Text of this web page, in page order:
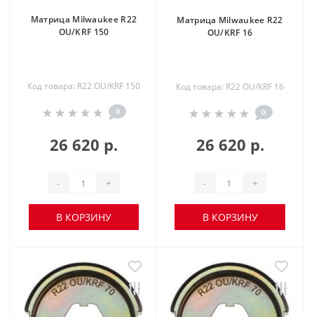
Матрица Milwaukee R22
OU/KRF 150
Код товара: R22 OU/KRF 150
0
26 620 р.
- +
В КОРЗИНУ
Матрица Milwaukee R22
OU/KRF 16
Код товара: R22 OU/KRF 16
0
26 620 р.
- +
В КОРЗИНУ